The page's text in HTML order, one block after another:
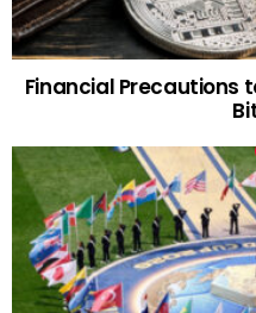
Financial Precautions